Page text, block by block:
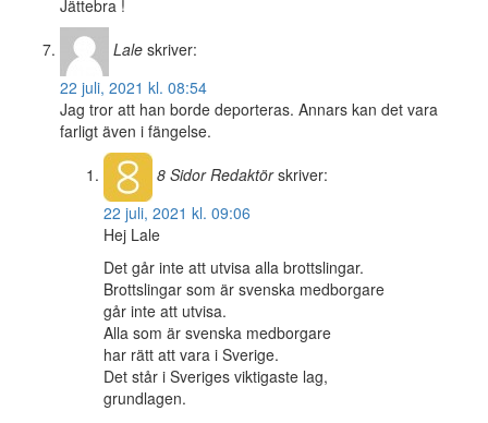
Jättebra !
Lale skriver:
22 juli, 2021 kl. 08:54
Jag tror att han borde deporteras. Annars kan det vara
farligt även i fängelse.
8 Sidor Redaktör skriver:
22 juli, 2021 kl. 09:06
Hej Lale
Det går inte att utvisa alla brottslingar.
Brottslingar som är svenska medborgare
går inte att utvisa.
Alla som är svenska medborgare
har rätt att vara i Sverige.
Det står i Sveriges viktigaste lag,
grundlagen.